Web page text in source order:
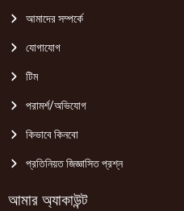
আমাদের সম্পর্কে
যোগাযোগ
টিম
পরামর্শ/অভিযোগ
কিভাবে কিনবো
প্রতিনিয়ত জিজ্ঞাসিত প্রশ্ন
আমার অ্যাকাউন্ট